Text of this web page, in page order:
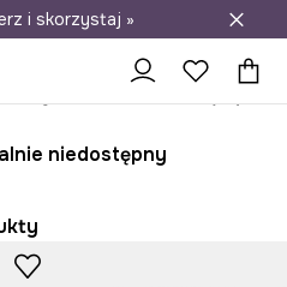
do salonów
i skorzystaj »
niedostępny